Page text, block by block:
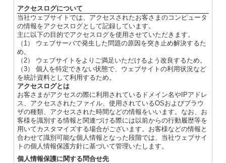
アクセスログについて
当社ウェブサイトでは、アクセスされたお客さまのコンピュータ
の情報をアクセスログとして記録しています。
主に以下の目的でアクセスログを使用させていただきます。
（1） ウェブサーバで発生した問題の原因を突き止め解決するた
め。
（2） ウェブサイトをよりご満足いただけるよう改良するため。
（3） 個人を特定できない状態で、ウェブサイトの利用状況など
を統計資料として利用するため。
アクセスログとは
お客さまがアクセスの際に利用されているドメイン名やIPアドレ
ス、アクセスされたファイル、使用されているOSおよびブラウ
ザの種類、アクセスされた時間などの情報をいいます。なお、お
客様を識別する情報と関連づける際には以前からの行動履歴等を
用いてカスタマイズする場合がございます。お客様などの情報と
合わせて識別可能な個人情報となった段階では、当社ウェブサイ
トの個人情報保護方針に基づいて管理いたします。
個人情報保護に関する問合せ先